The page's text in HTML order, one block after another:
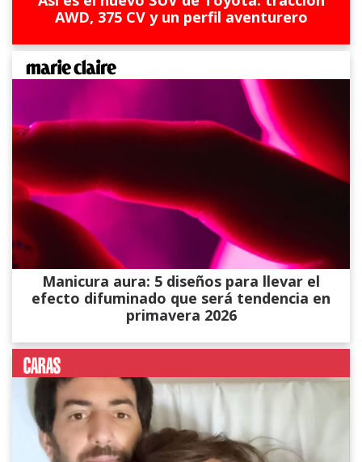
AWD, 375 CV y un perfil aventurero
Manicura aura: 5 diseños para llevar el
efecto difuminado que será tendencia en
primavera 2026